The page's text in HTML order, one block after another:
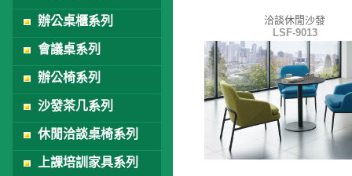
辦公桌櫃系列
會議桌系列
辦公椅系列
沙發茶几系列
休閒洽談桌椅系列
上課培訓家具系列
洽談休閒沙發
LSF-9013